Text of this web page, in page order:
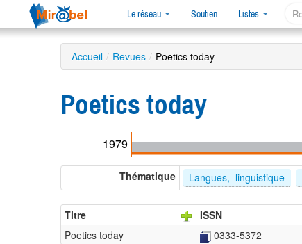
Le réseau Soutien Listes
Accueil / Revues / Poetics today
Poetics today
1979
Thématique Langues,  linguistique
Titre ISSN
Poetics today
0333-5372